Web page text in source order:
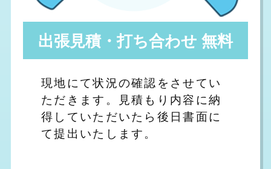
出張見積・打ち合わせ 無料
現地にて状況の確認をさせてい
ただきます。見積もり内容に納
得していただいたら後日書面に
て提出いたします。